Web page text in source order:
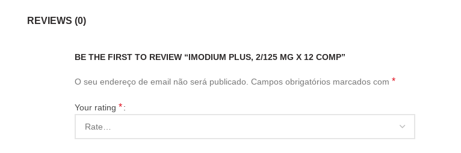
REVIEWS (0)
BE THE FIRST TO REVIEW “IMODIUM PLUS, 2/125 MG X 12 COMP”
O seu endereço de email não será publicado. Campos obrigatórios marcados com *
Your rating *